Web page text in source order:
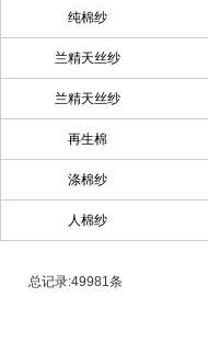
纯棉纱
兰精天丝纱
兰精天丝纱
再生棉
涤棉纱
人棉纱
总记录:49981条